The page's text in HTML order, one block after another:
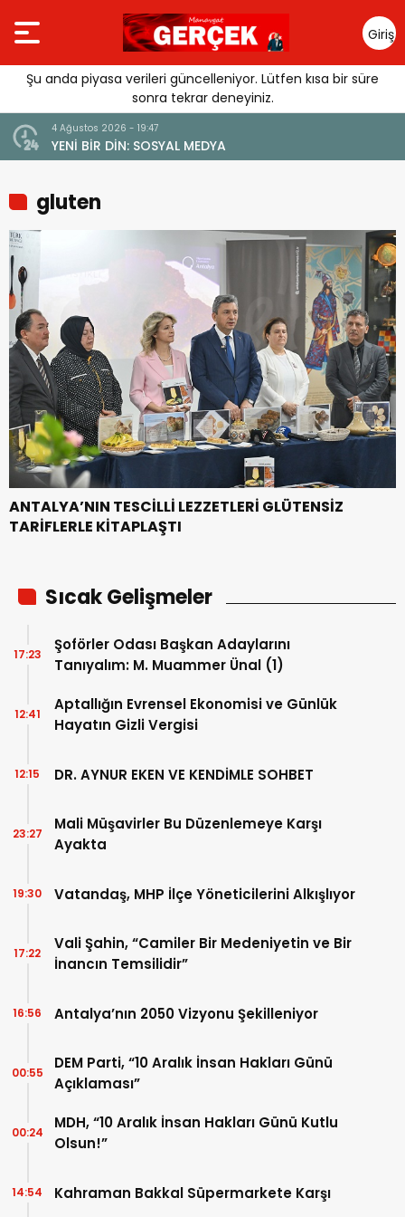
Giriş
Yap
Şu anda piyasa verileri güncelleniyor. Lütfen kısa bir süre
sonra tekrar deneyiniz.
4 Ağustos 2026 - 19:47
YENİ BİR DİN: SOSYAL MEDYA
gluten
ANTALYA’NIN TESCİLLİ LEZZETLERİ GLÜTENSİZ
TARİFLERLE KİTAPLAŞTI
Sıcak Gelişmeler
Şoförler Odası Başkan Adaylarını
Tanıyalım: M. Muammer Ünal (1)
17:23
Aptallığın Evrensel Ekonomisi ve Günlük
Hayatın Gizli Vergisi
12:41
DR. AYNUR EKEN VE KENDİMLE SOHBET
12:15
Mali Müşavirler Bu Düzenlemeye Karşı
Ayakta
23:27
Vatandaş, MHP İlçe Yöneticilerini Alkışlıyor
19:30
Vali Şahin, “Camiler Bir Medeniyetin ve Bir
İnancın Temsilidir”
17:22
Antalya’nın 2050 Vizyonu Şekilleniyor
16:56
DEM Parti, “10 Aralık İnsan Hakları Günü
Açıklaması”
00:55
MDH, “10 Aralık İnsan Hakları Günü Kutlu
Olsun!”
00:24
Kahraman Bakkal Süpermarkete Karşı
14:54